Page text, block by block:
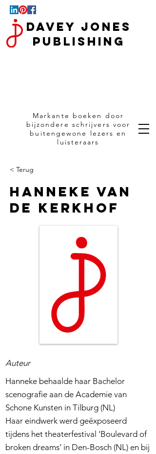
Davey Jones
Publishing
Markante boeken door
bijzondere schrijvers voor
buitengewone lezers en
luisteraars
< Terug
Hanneke van
de Kerkhof
Auteur
Hanneke behaalde haar Bachelor
scenografie aan de Academie van
Schone Kunsten in Tilburg (NL)
Haar eindwerk werd geëxposeerd
tijdens het theaterfestival ‘Boulevard of
broken dreams’ in Den-Bosch (NL) en bij